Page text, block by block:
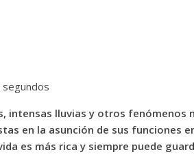
intensas lluvias y otros
en la asunción de sus funciones
es más rica y siempre puede